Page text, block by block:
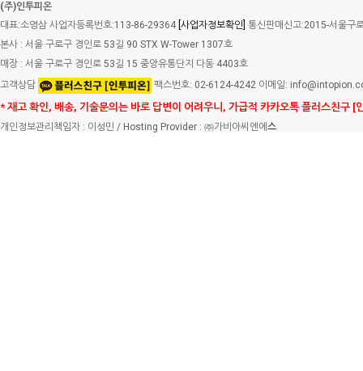
(주)인투피온
대표:소영삼 사업자등록번호:113-86-29364 [사업자정보확인] 통신판매신고:2015-서울구
본사 : 서울 구로구 경인로 53길 90 STX W-Tower 1307호
매장 : 서울 구로구 경인로 53길 15 중앙유통단지 다동 4403호
고객상담
팩스번호: 02-6124-4242 이메일:
* 재고 확인, 배송, 기술문의는 바로 답변이 어려우니, 가급적 카카오톡 플러스친구 [
개인정보관리책임자 : 이성민 / Hosting Provider : ㈜가비아씨엔에 스